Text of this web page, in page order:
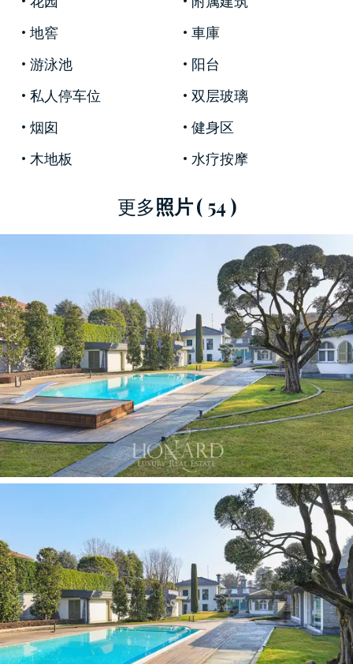
面的最大效率。
這座兩層樓的房子擁有優雅的內飾，並配有品
味，珍貴的設計元素與最高端的飾面融為一體。
起居區是房子的中心，是一個精緻的分享場所，
也是純粹的放鬆場所。旁邊是一個大的睡眠區，
閒角落，設有帶水療中心的專屬窗戶健身室。
花園內的三個大車庫和三個露天停車位完善了這
米蘭市中心幾公里
地窖
車庫
游泳池
阳台
私人停车位
双层玻璃
烟囱
健身区
木地板
水疗按摩
更多照片( 54 )